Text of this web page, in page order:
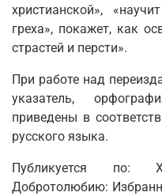
христианской»,
греха», покажет, как
страстей и персти».
При работе над
указатель,
приведены в
русского языка.
Публикуется по:
Добротолюбию: